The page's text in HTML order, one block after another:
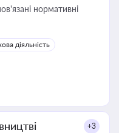
нормативні
діяльність
+3